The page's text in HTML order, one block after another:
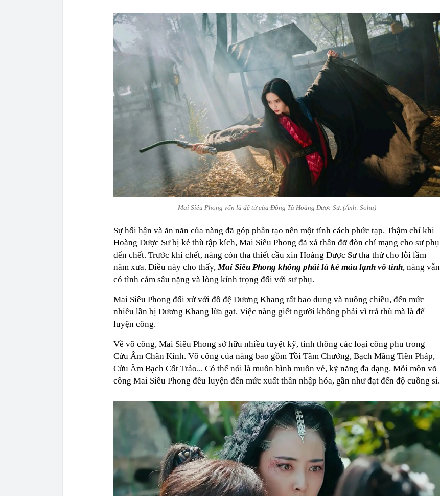
Mai Siêu Phong vốn là đệ tử của Đông Tà Hoàng Dược Sư. (Ảnh: Sohu)
Sự hối hận và ăn năn của nàng đã góp phần tạo nên một tính cách phức tạp. Thậm chí khi
Hoàng Dược Sư bị kẻ thù tập kích, Mai Siêu Phong đã xả thân đỡ đòn chí mạng cho sư phụ
đến chết. Trước khi chết, nàng còn tha thiết cầu xin Hoàng Dược Sư tha thứ cho lỗi lầm
năm xưa. Điều này cho thấy, Mai Siêu Phong không phải là kẻ máu lạnh vô tình, nàng vẫn
có tình cảm sâu nặng và lòng kính trọng đối với sư phụ.
Mai Siêu Phong đối xử với đồ đệ Dương Khang rất bao dung và nuông chiều, đến mức
nhiều lần bị Dương Khang lừa gạt. Việc nàng giết người không phải vì trả thù mà là để
luyện công.
Về võ công, Mai Siêu Phong sở hữu nhiều tuyệt kỹ, tinh thông các loại công phu trong
Cửu Âm Chân Kinh. Võ công của nàng bao gồm Tồi Tâm Chưởng, Bạch Mãng Tiên Pháp,
Cửu Âm Bạch Cốt Trảo... Có thể nói là muôn hình muôn vẻ, kỹ năng đa dạng. Mỗi môn võ
công Mai Siêu Phong đều luyện đến mức xuất thần nhập hóa, gần như đạt đến độ cuồng si.